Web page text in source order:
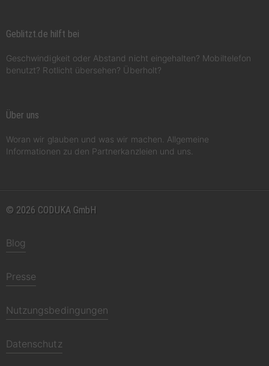
Geblitzt.de hilft bei
Geschwindigkeit oder Abstand nicht eingehalten? Mobiltelefon
benutzt? Rotlicht übersehen? Überholt?
Über uns
Woran wir glauben und was wir machen. Allgemeine
Informationen zu den Partnerkanzleien und uns.
© 2026 CODUKA GmbH
Blog
Presse
Nutzungsbedingungen
Datenschutz